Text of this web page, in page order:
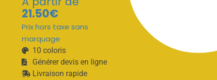
21.50€
Prix hors taxe sans
marquage
10 coloris
Générer devis en ligne
Livraison rapide